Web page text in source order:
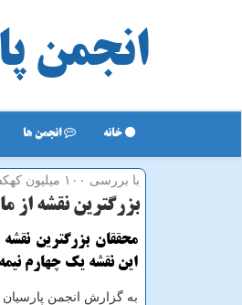
انجمن
خانه انجمن ها
با بررسی ۱۰۰ میلیون كهكشان؛
بزرگترین نقشه از
محققان بزرگترین
این نقشه یک چهارم
به گزارش انجمن پارسیان